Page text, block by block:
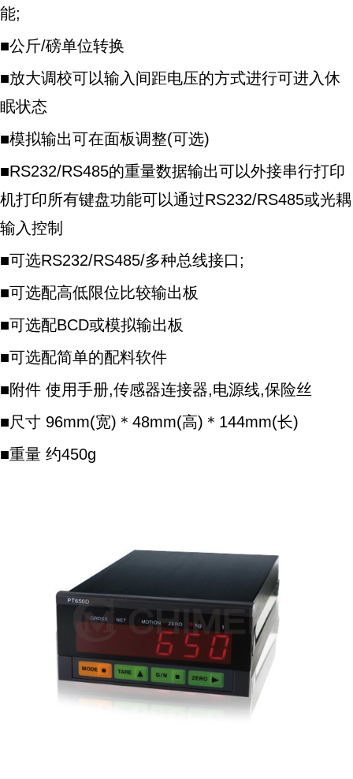
能;
■公斤/磅单位转换
■放大调校可以输入间距电压的方式进行可进入休
眠状态
■模拟输出可在面板调整(可选)
■RS232/RS485的重量数据输出可以外接串行打印
机打印所有键盘功能可以通过RS232/RS485或光耦
输入控制
■可选RS232/RS485/多种总线接口;
■可选配高低限位比较输出板
■可选配BCD或模拟输出板
■可选配简单的配料软件
■附件 使用手册,传感器连接器,电源线,保险丝
■尺寸 96mm(宽)＊48mm(高)＊144mm(长)
■重量 约450g